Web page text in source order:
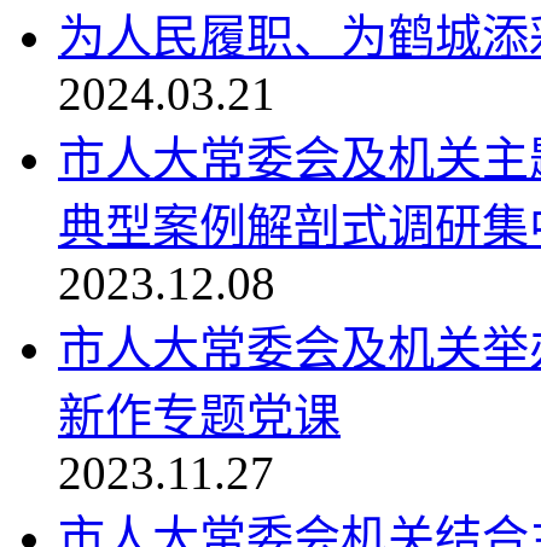
为人民履职、为鹤城
2024.03.21
市人大常委会及机关
典型案例解剖式调研集
2023.12.08
市人大常委会及机关
新作专题党课
2023.11.27